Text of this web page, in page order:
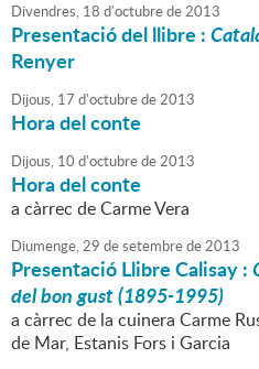
Divendres, 18 d'octubrede2013
Presentació del llibre :
Renyer
Dijous, 17 d'octubrede2013
Hora del conte
Dijous, 10 d'octubrede2013
Hora del conte
a càrrec de Carme Vera
Diumenge,29 desetembrede2013
Presentació Llibre Calisay :
del bon gust (1895-1995)
a càrrec de la cuinera Carme
de Mar, Estanis Fors i Garcia